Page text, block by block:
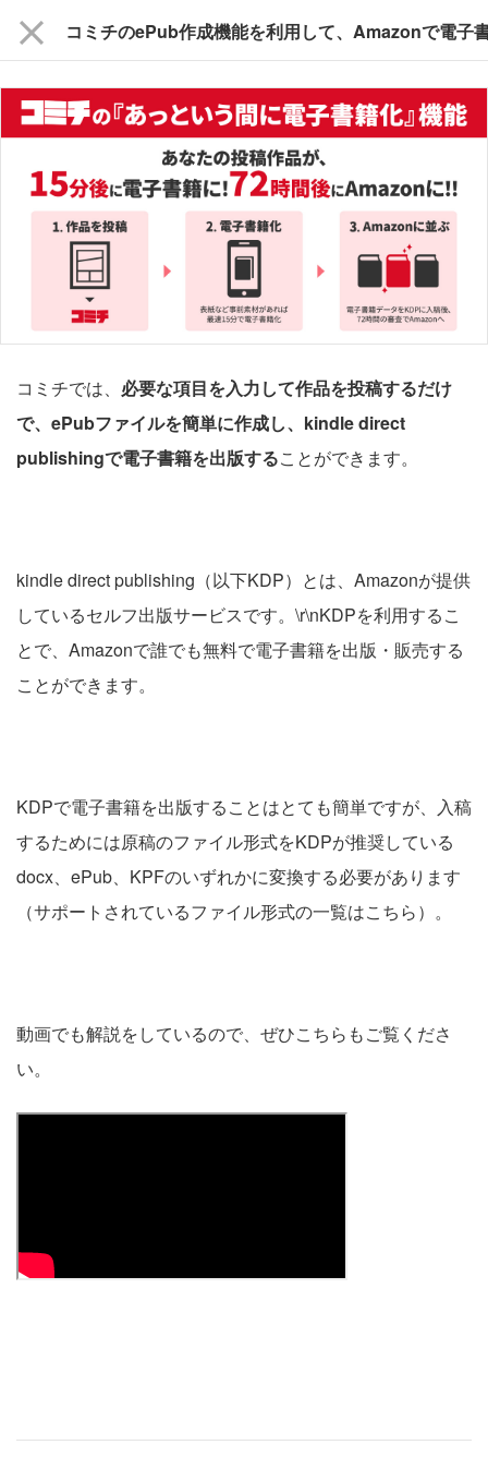
close
コミチでは、 必要な項目を入力して作品を投稿するだけ
で、ePubファイルを簡単に作成し、kindle direct
publishingで電子書籍を出版することができます。
kindle direct publishing（以下KDP）とは、Amazonが提供
しているセルフ出版サービスです。\r\nKDPを利用するこ
とで、Amazonで誰でも無料で電子書籍を出版・販売する
ことができます。
KDPで電子書籍を出版することはとても簡単ですが、入稿
するためには原稿のファイル形式をKDPが推奨している
docx、ePub、KPFのいずれかに変換する必要があります
（サポートされているファイル形式の一覧はこちら）。
動画でも解説をしているので、ぜひこちらもご覧くださ
い。